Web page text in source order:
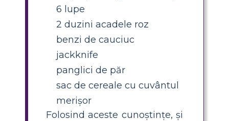
6 lupe
2 duzini acadele roz
benzi de cauciuc
jackknife
panglici de păr
sac de cereale cu cuvântul
merișor
Folosind aceste cunoștințe, și